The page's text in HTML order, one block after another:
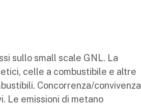
sullo small scale GNL. La
celle a combustibile e altre
Concorrenza/convivenza
Le emissioni di metano